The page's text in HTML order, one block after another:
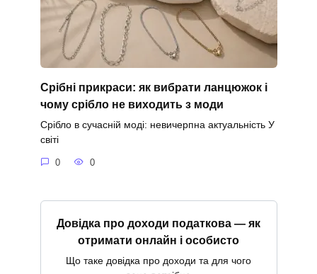
Срібні прикраси: як вибрати ланцюжок і
чому срібло не виходить з моди
Срібло в сучасній моді: невичерпна актуальність У
світі
0 0
Довідка про доходи податкова — як
отримати онлайн і особисто
Що таке довідка про доходи та для чого